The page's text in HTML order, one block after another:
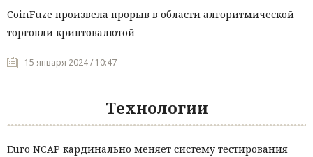
CoinFuze произвела прорыв в области алгоритмической
торговли криптовалютой
15 января 2024 / 10:47
Технологии
Euro NCAP кардинально меняет систему тестирования